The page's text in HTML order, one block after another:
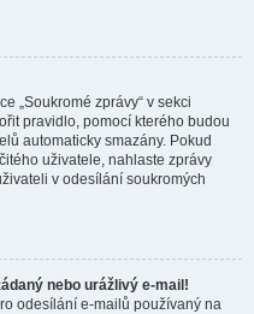
„Soukromé zprávy“ v sekci
pravidlo, pomocí kterého budou
automaticky smazány. Pokud
uživatele, nahlaste zprávy
v odesílání soukromých
nebo urážlivý e-mail!
odesílání e-mailů používaný na